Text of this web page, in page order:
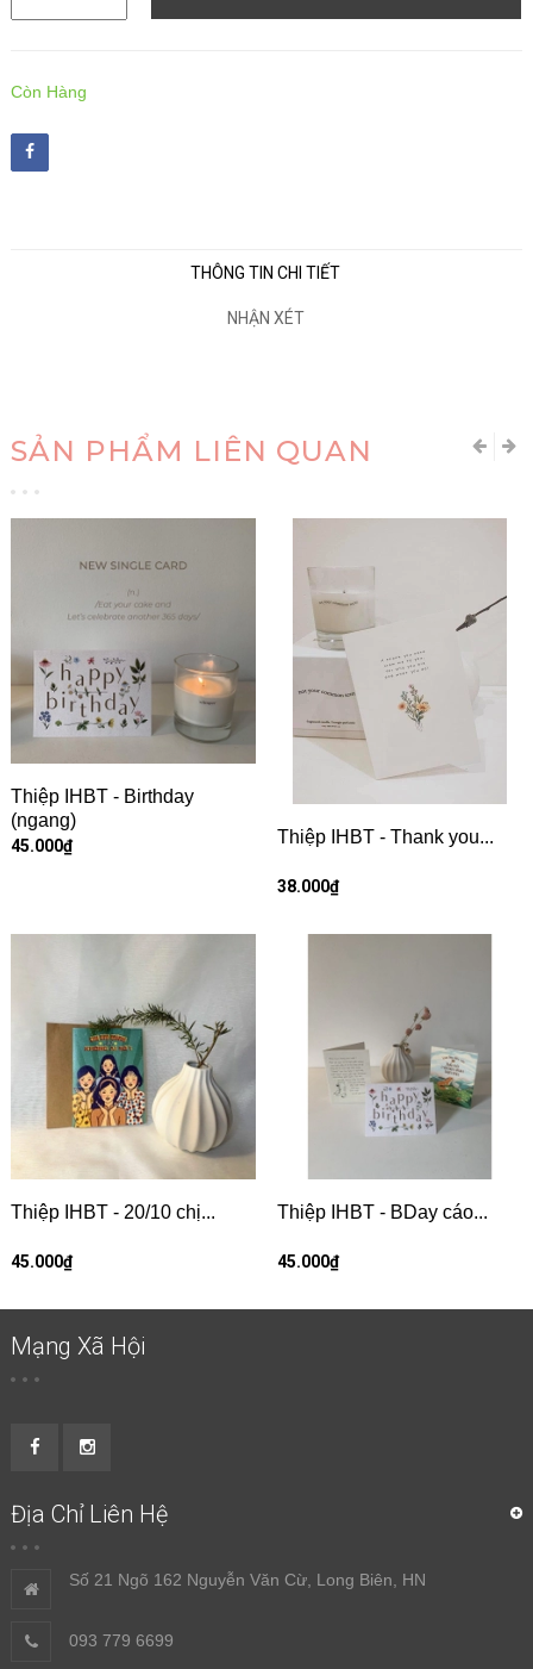
Còn Hàng
THÔNG TIN CHI TIẾT
NHẬN XÉT
SẢN PHẨM LIÊN QUAN
Thiệp IHBT - Birthday
(ngang)
45.000₫ Thiệp IHBT - Thank you...
38.000₫
Thiệp IHBT - 20/10 chị...
45.000₫
Thiệp IHBT - BDay cáo...
45.000₫
Mạng Xã Hội
Địa Chỉ Liên Hệ
Số 21 Ngõ 162 Nguyễn Văn Cừ, Long Biên, HN
093 779 6699